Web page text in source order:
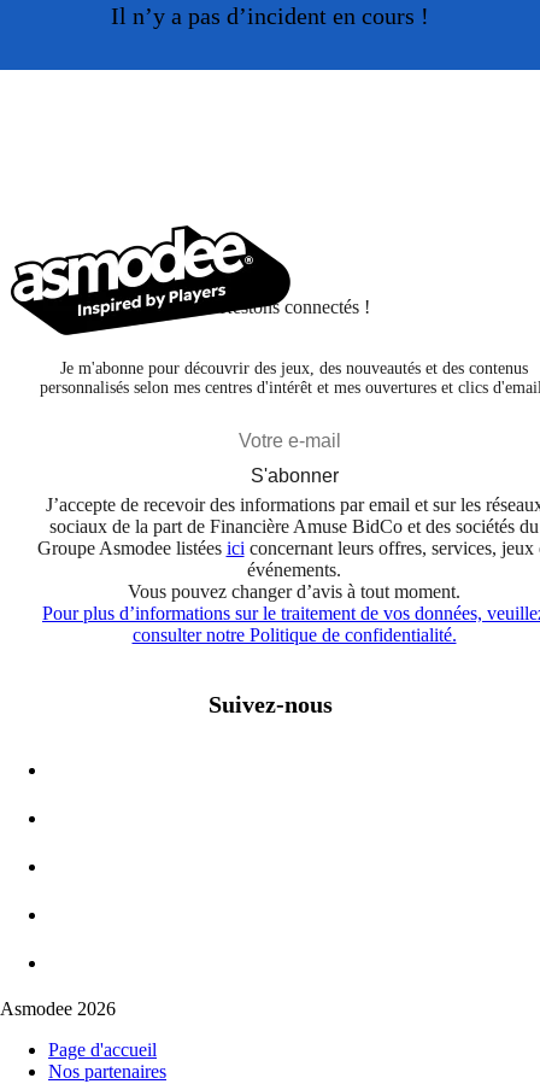
Il n’y a pas d’incident en cours !
Restons connectés !
Je m'abonne pour découvrir des jeux, des nouveautés et des contenus
personnalisés selon mes centres d'intérêt et mes ouvertures et clics
S'abonner
J’accepte de recevoir des informations par email et sur les
sociaux de la part de Financière Amuse BidCo et des sociétés du
Groupe Asmodee listées ici concernant leurs offres, services, jeux
événements.
Vous pouvez changer d’avis à tout moment.
Pour plus d’informations sur le traitement de vos données,
consulter notre Politique de confidentialité.
Suivez-nous
Asmodee 2026
Page d'accueil
Nos partenaires